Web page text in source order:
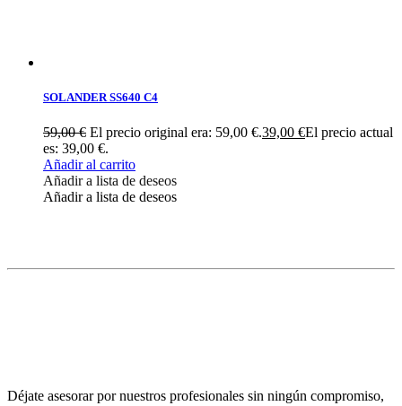
SOLANDER SS640 C4
59,00€ El precio original era: 59,00 €.39,00 €El precio actual
es: 39,00 €.
Añadir al carrito
Añadir a lista de deseos
Añadir a lista de deseos
Déjate asesorar por nuestros profesionales sin ningún compromiso,